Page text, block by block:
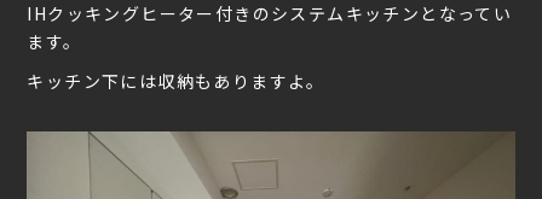
IHクッキングヒーター付きのシステムキッチンとなってい
ます。
キッチン下には収納もありますよ。